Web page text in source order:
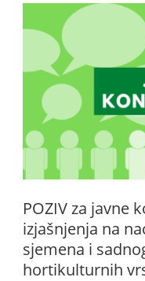
POZIV za javne
izjašnjenja na
sjemena i
hortikulturnih